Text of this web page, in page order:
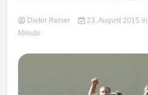
Dieter Reiser 23. August 2015 in
Minute